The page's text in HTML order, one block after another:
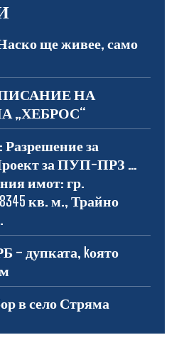
ще живее, само
НА
„ХЕБРОС“
за
за ПУП-ПРЗ …
имот: гр.
кв. м., Трайно
– дупката, kоято
в село Стряма